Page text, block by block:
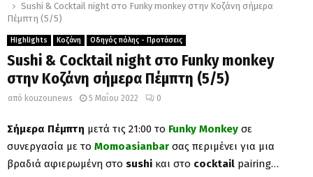
Sushi & Cocktail night στο Funky monkey στην Κοζάνη σήμερα
Πέμπτη (5/5)
Highlights Κοζάνη Οδηγός πόλης - Προτάσεις
Sushi & Cocktail night στο Funky monkey
στην Κοζάνη σήμερα Πέμπτη (5/5)
από kouzounews 5 Μαΐου 2022 0
Σήμερα Πέμπτη μετά τις 21:00 το Funky Monkey σε
συνεργασία με το Momoasianbar σας περιμένει για μια
βραδιά αφιερωμένη στο sushi και στο cocktail pairing…